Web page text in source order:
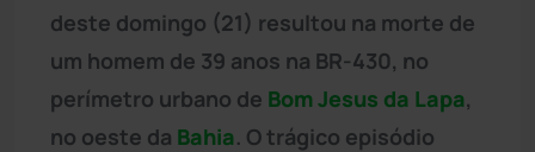
deste domingo (21) resultou na morte de
um homem de 39 anos na BR-430, no
perímetro urbano de Bom Jesus da Lapa,
no oeste da Bahia. O trágico episódio